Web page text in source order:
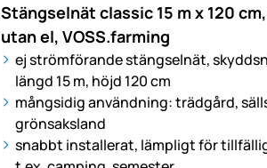
Stängselnät classic 15 m x 120
utan el, VOSS.farming
ej strömförande stängselnät,
längd 15 m, höjd 120 cm
mångsidig användning: trädgård,
grönsaksland
snabbt installerat, lämpligt för